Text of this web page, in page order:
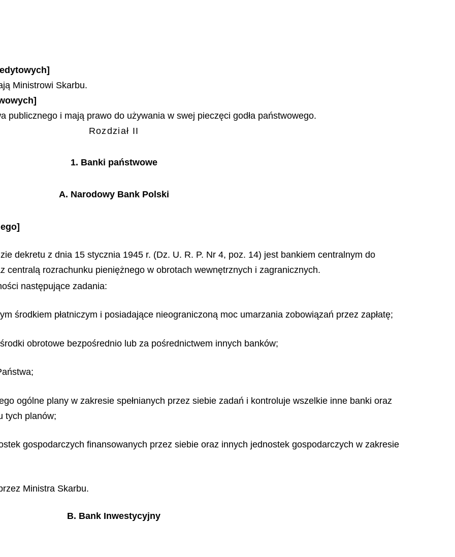
Ministrowi Skarbu.
publicznego i mają prawo do używania w swej pieczęci godła państwowego.
Rozdział II
1. Banki państwowe
A. Narodowy Bank Polski
dekretu z dnia 15 stycznia 1945 r. (Dz. U. R. P. Nr 4, poz. 14) jest bankiem centralnym do
centralą rozrachunku pieniężnego w obrotach wewnętrznych i zagranicznych.
następujące zadania:
środkiem płatniczym i posiadające nieograniczoną moc umarzania zobowiązań przez zapłatę;
obrotowe bezpośrednio lub za pośrednictwem innych banków;
ogólne plany w zakresie spełnianych przez siebie zadań i kontroluje wszelkie inne banki oraz
tych planów;
gospodarczych finansowanych przez siebie oraz innych jednostek gospodarczych w zakresie
Ministra Skarbu.
B. Bank Inwestycyjny